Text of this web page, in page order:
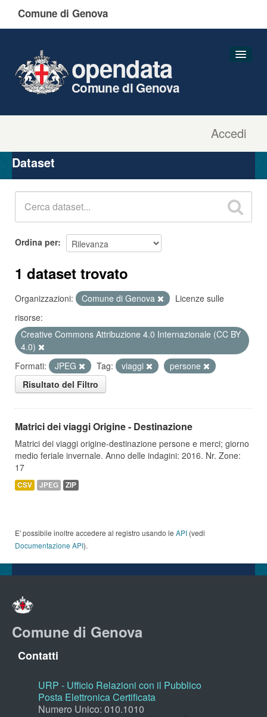
Comune di Genova
Accedi
opendata
Comune di Genova
Organizzazioni
Gruppi
Dataset
Ordina per
1 dataset trovato
Organizzazioni: Comune di Genova
Licenze sulle
risorse:
Creative Commons Attribuzione 4.0 Internazionale (CC BY
4.0)
Formati:
JPEG Tag: viaggi
persone
Risultato del Filtro
Matrici dei viaggi Origine - Destinazione
Matrici dei viaggi origine-destinazione persone e merci; giorno
medio feriale invernale. Anno delle indagini: 2016. Nr. Zone:
17
CSV JPEG ZIP
E' possibile inoltre accedere al registro usando le API (vedi
Documentazione API).
Comune di Genova
Contatti
URP - Ufficio Relazioni con il Pubblico
Posta Elettronica Certificata
Numero Unico: 010.1010